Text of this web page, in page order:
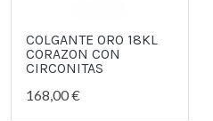
COLGANTE ORO 18KL
CORAZON CON
CIRCONITAS
168,00 €